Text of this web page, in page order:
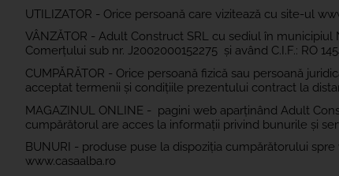
UTILIZATOR - Orice persoană care vizitează cu site-ul
VÂNZĂTOR - Adult Construct SRL cu sediul în municipiul
Comerțului sub nr. J2002000152275 și având C.I.F.: RO
CUMPĂRĂTOR - Orice persoană fizică sau persoană
acceptat termenii și condițiile prezentului contract la
MAGAZINUL ONLINE - pagini web aparținând Adult
cumpărătorul are acces la informații privind bunurile și
BUNURI - produse puse la dispoziția cumpărătorului
www.casaalba.ro